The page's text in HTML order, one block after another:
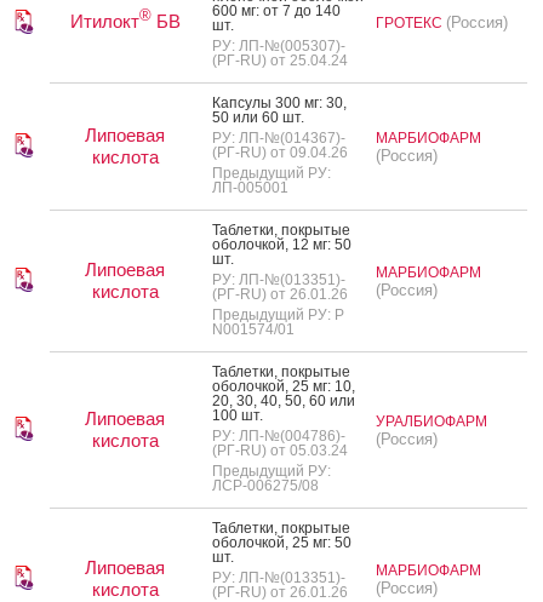
Итилокт®БВ
600 мг: от 7 до 140
шт.
РУ: ЛП-№(005307)-
(РГ-RU) от 25.04.24
ГРОТЕКС (Россия)
Липоевая
кислота
Кап­су­лы 300 мг: 30,
50 или 60 шт.
РУ: ЛП-№(014367)-
(РГ-RU) от 09.04.26
Предыдущий РУ:
ЛП-005001
МАРБИОФАРМ
(Россия)
Липоевая
кислота
Таб­летки, пок­ры­тые
обо­лоч­кой, 12 мг: 50
шт.
РУ: ЛП-№(013351)-
(РГ-RU) от 26.01.26
Предыдущий РУ: Р
N001574/01
МАРБИОФАРМ
(Россия)
Липоевая
кислота
Таб­летки, пок­ры­тые
обо­лоч­кой, 25 мг: 10,
20, 30, 40, 50, 60 или
100 шт.
РУ: ЛП-№(004786)-
(РГ-RU) от 05.03.24
Предыдущий РУ:
ЛСР-006275/08
УРАЛБИОФАРМ
(Россия)
Липоевая
кислота
Таб­летки, пок­ры­тые
обо­лоч­кой, 25 мг: 50
шт.
РУ: ЛП-№(013351)-
(РГ-RU) от 26.01.26
МАРБИОФАРМ
(Россия)